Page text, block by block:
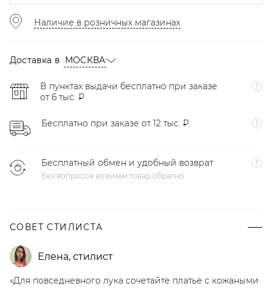
Наличие в розничных магазинах
Доставка в МОСКВА
В пунктах выдачи бесплатно при заказе
от 6 тыс. ₽
Бесплатно при заказе от 12 тыс. ₽.
Бесплатный обмен и удобный возврат
Без вопросов возьмем товар обратно
СОВЕТ СТИЛИСТА
Елена, стилист
«Для повседневного лука сочетайте платье с кожаными